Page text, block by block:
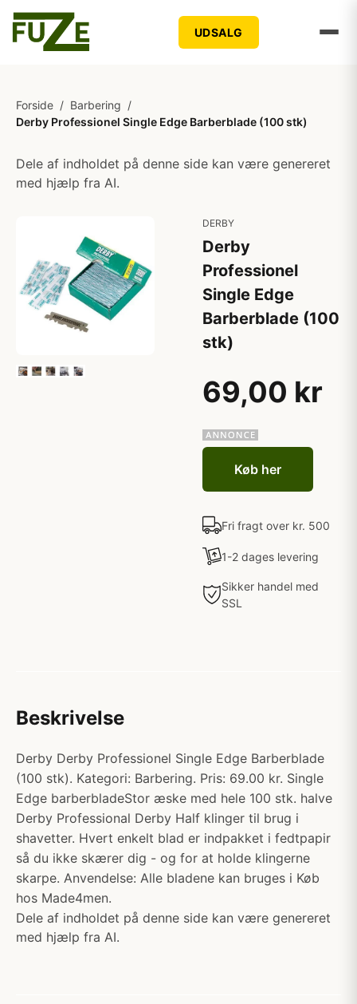
UDSALG
Forside / Barbering /
Derby Professionel Single Edge Barberblade (100 stk)
Dele af indholdet på denne side kan være genereret
med hjælp fra AI.
DERBY
Derby
Professionel
Single Edge
Barberblade (100
stk)
69,00 kr
Køb her
Fri fragt over kr. 500
1-2 dages levering
Sikker handel med
SSL
Beskrivelse
Derby Derby Professionel Single Edge Barberblade
(100 stk). Kategori: Barbering. Pris: 69.00 kr. Single
Edge barberbladeStor æske med hele 100 stk. halve
Derby Professional Derby Half klinger til brug i
shavetter. Hvert enkelt blad er indpakket i fedtpapir
så du ikke skærer dig - og for at holde klingerne
skarpe. Anvendelse: Alle bladene kan bruges i Køb
hos Made4men.
Dele af indholdet på denne side kan være genereret
med hjælp fra AI.